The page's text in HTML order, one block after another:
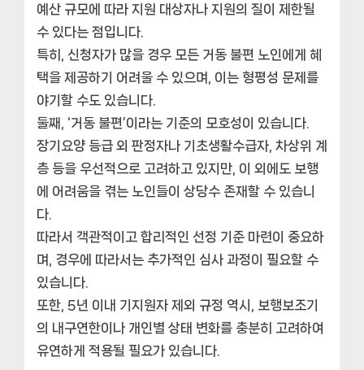
예산 규모에 따라 지원 대상자나 지원의 질이 제한될
수 있다는 점입니다.
특히, 신청자가 많을 경우 모든 거동 불편 노인에게 혜
택을 제공하기 어려울 수 있으며, 이는 형평성 문제를
야기할 수도 있습니다.
둘째, ‘거동 불편’이라는 기준의 모호성이 있습니다.
장기요양 등급 외 판정자나 기초생활수급자, 차상위 계
층 등을 우선적으로 고려하고 있지만, 이 외에도 보행
에 어려움을 겪는 노인들이 상당수 존재할 수 있습니
다.
따라서 객관적이고 합리적인 선정 기준 마련이 중요하
며, 경우에 따라서는 추가적인 심사 과정이 필요할 수
있습니다.
또한, 5년 이내 기지원자 제외 규정 역시, 보행보조기
의 내구연한이나 개인별 상태 변화를 충분히 고려하여
유연하게 적용될 필요가 있습니다.